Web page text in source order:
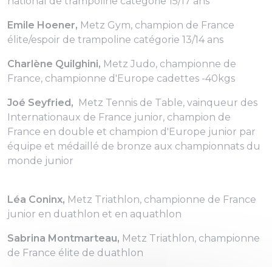
Emile Hoener, Metz Gym, champion de France
élite/espoir de trampoline catégorie 13/14 ans
Charlène Quilghini, Metz Judo, championne de
France, championne d'Europe cadettes -40kgs
Joé Seyfried, Metz Tennis de Table, vainqueur des
Internationaux de France junior, champion de
France en double et champion d'Europe junior par
équipe et médaillé de bronze aux championnats du
monde junior
Léa Coninx, Metz Triathlon, championne de France
junior en duathlon et en aquathlon
Sabrina Montmarteau, Metz Triathlon, championne
de France élite de duathlon